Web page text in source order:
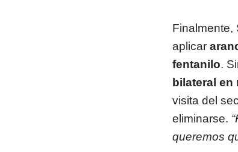
Finalmente,
aplicar
fentanilo.
bilateral en
visita del
eliminarse.
queremos